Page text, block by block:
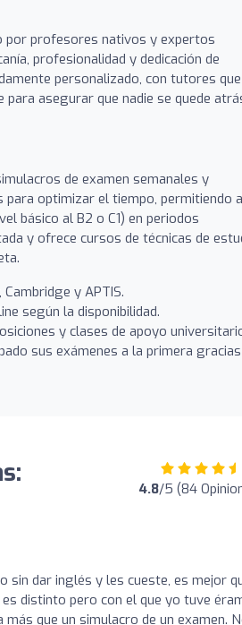
por profesores nativos y expertos
profesionalidad y dedicación de
personalizado, con tutores
asegurar que nadie se quede
de examen semanales y
optimizar el tiempo, permitiendo a
básico al B2 o C1) en periodos
y ofrece cursos de técnicas de
y APTIS.
según la disponibilidad.
y clases de apoyo
sus exámenes a la primera
4.8/5 (84
sin dar inglés y les cueste, es mejor
distinto pero con el que yo tuve
que un simulacro de un examen.